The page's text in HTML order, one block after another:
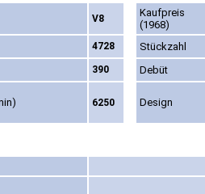
V8
Kaufpreis
(1968)
4728
Stückzahl
390 Debüt
6250 Design